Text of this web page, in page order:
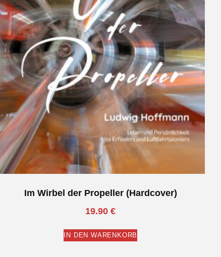
Im Wirbel der Propeller (Hardcover)
19.90€
IN DEN WARENKORB